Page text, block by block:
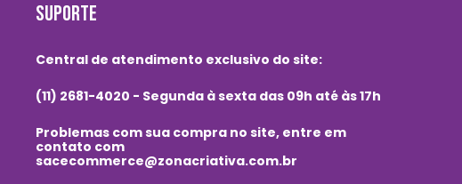
SUPORTE
Central de atendimento exclusivo do site:
(11) 2681-4020 - Segunda à sexta das 09h até às 17h
Problemas com sua compra no site, entre em
contato com
sacecommerce@zonacriativa.com.br